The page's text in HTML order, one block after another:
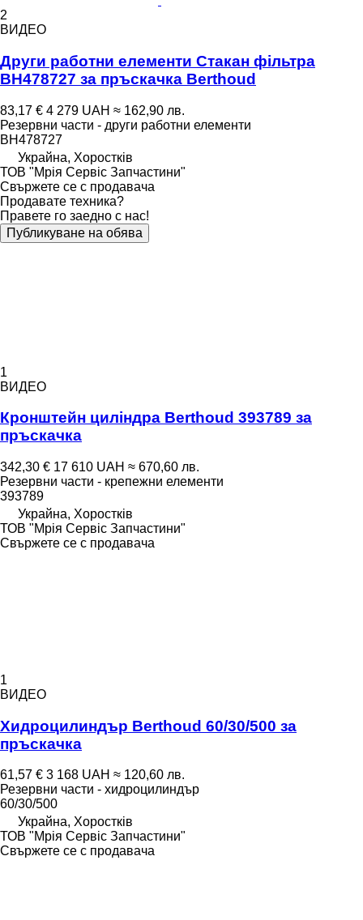
2
ВИДЕО
Други работни елементи Стакан фільтра
BH478727 за пръскачка Berthoud
83,17 € 4 279 UAH ≈ 162,90 лв.
Резервни части - други работни елементи
BH478727
Украйна, Хоростків
ТОВ "Мрія Сервіс Запчастини"
Свържете се с продавача
Продавате техника?
Правете го заедно с нас!
Публикуване на обява
1
ВИДЕО
Кронштейн циліндра Berthoud 393789 за
пръскачка
342,30 € 17 610 UAH ≈ 670,60 лв.
Резервни части - крепежни елементи
393789
Украйна, Хоростків
ТОВ "Мрія Сервіс Запчастини"
Свържете се с продавача
1
ВИДЕО
Хидроцилиндър Berthoud 60/30/500 за
пръскачка
61,57 € 3 168 UAH ≈ 120,60 лв.
Резервни части - хидроцилиндър
60/30/500
Украйна, Хоростків
ТОВ "Мрія Сервіс Запчастини"
Свържете се с продавача